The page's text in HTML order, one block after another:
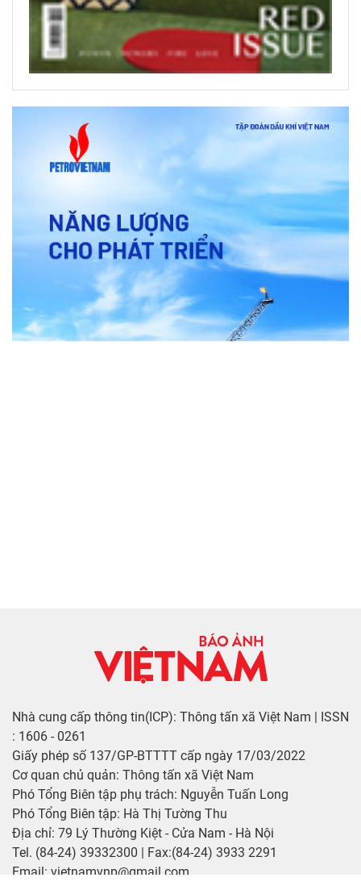
Nhà cung cấp thông tin(ICP): Thông tấn xã Việt Nam | ISSN
: 1606 - 0261
Giấy phép số 137/GP-BTTTT cấp ngày 17/03/2022
Cơ quan chủ quản: Thông tấn xã Việt Nam
Phó Tổng Biên tập phụ trách: Nguyễn Tuấn Long
Phó Tổng Biên tập: Hà Thị Tường Thu
Địa chỉ: 79 Lý Thường Kiệt - Cửa Nam - Hà Nội
Tel. (84-24) 39332300 | Fax:(84-24) 3933 2291
Email: vietnamvnp@gmail.com